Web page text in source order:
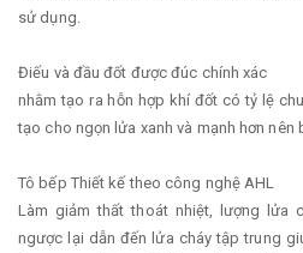
sử dụng.
Điếu và đầu đốt được đúc chính xác
nhằm tạo ra hỗn hợp khí đốt có tỷ lệ
tạo cho ngọn lửa xanh và mạnh hơn nên
Tô bếp Thiết kế theo công nghệ AHL
Làm giảm thất thoát nhiệt, lượng lửa
ngược lại dẫn đến lửa cháy tập trung